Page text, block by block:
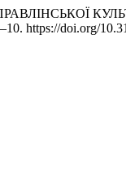
https://doi.org/